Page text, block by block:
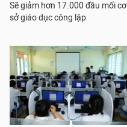
Sẽ giảm hơn 17.000 đầu mối cơ
sở giáo dục công lập